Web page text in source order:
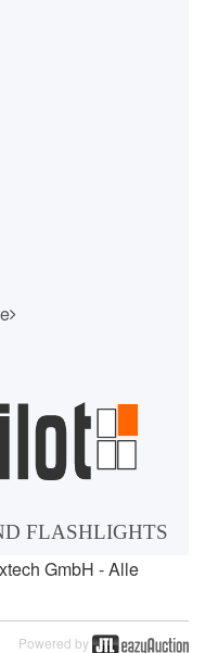
FLASHLIGHTS
GmbH - Alle
Powered by